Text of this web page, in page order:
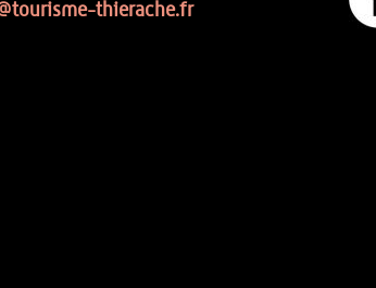
thierache.fr